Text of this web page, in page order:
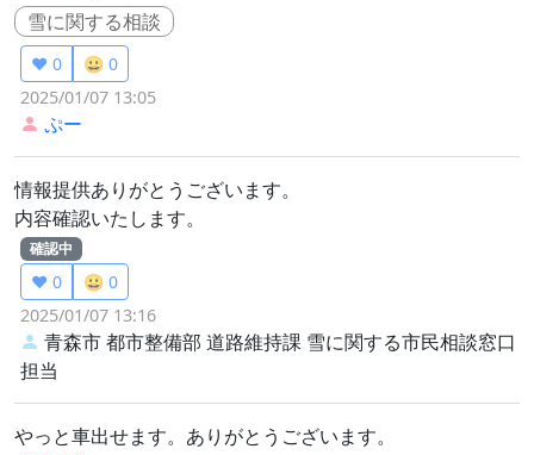
雪に関する相談
❤️ 0
😀 0
2025/01/07 13:05
ぷー
情報提供ありがとうございます。
内容確認いたします。
確認中
❤️ 0
😀 0
2025/01/07 13:16
青森市 都市整備部 道路維持課 雪に関する市民相談窓口
担当
やっと車出せます。ありがとうございます。